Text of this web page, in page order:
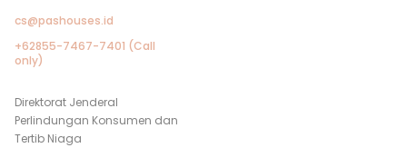
cs@pashouses.id
+62855-7467-7401 (Call
only)
Direktorat Jenderal
Perlindungan Konsumen dan
Tertib Niaga